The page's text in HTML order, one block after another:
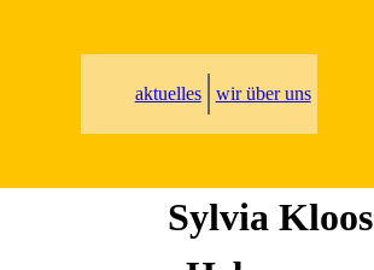
aktuelles wir über uns
Sylvia Kloos